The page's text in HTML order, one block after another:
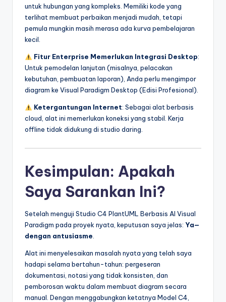
untuk hubungan yang kompleks. Memiliki kode yang
terlihat membuat perbaikan menjadi mudah, tetapi
pemula mungkin masih merasa ada kurva pembelajaran
kecil.
Fitur Enterprise Memerlukan Integrasi Desktop:
Untuk pemodelan lanjutan (misalnya, pelacakan
kebutuhan, pembuatan laporan), Anda perlu mengimpor
diagram ke Visual Paradigm Desktop (Edisi Profesional).
Ketergantungan Internet: Sebagai alat berbasis
cloud, alat ini memerlukan koneksi yang stabil. Kerja
offline tidak didukung di studio daring.
Kesimpulan: Apakah
Saya Sarankan Ini?
Setelah menguji Studio C4 PlantUML Berbasis AI Visual
Paradigm pada proyek nyata, keputusan saya jelas: Ya—
dengan antusiasme
Alat ini menyelesaikan masalah nyata yang telah saya
hadapi selama bertahun-tahun: pergeseran
dokumentasi, notasi yang tidak konsisten, dan
pemborosan waktu dalam membuat diagram secara
manual. Dengan menggabungkan ketatnya Model C4,